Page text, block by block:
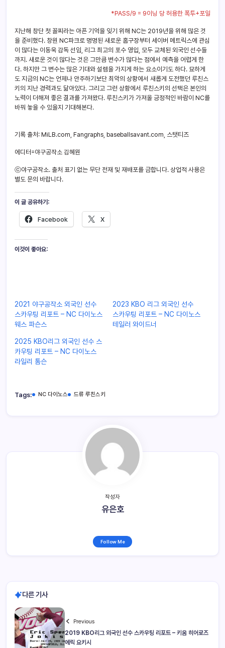
*PASS/9 = 9이닝 당 허용한 폭투+포일
지난해 창단 첫 꼴찌라는 아픈 기억을 잊기 위해 NC는 2019년을 위해 많은 것
을 준비했다. 창원 NC파크로 명명된 새로운 홈구장부터 세이버 메트릭스에 관심
이 많다는 이동욱 감독 선임, 리그 최고의 포수 영입, 모두 교체된 외국인 선수들
까지. 새로운 것이 많다는 것은 그만큼 변수가 많다는 점에서 예측을 어렵게 한
다. 하지만 그 변수는 많은 기대와 설렘을 가지게 하는 요소이기도 하다. 묘하게
도 지금의 NC는 언제나 안주하기보단 최악의 상황에서 새롭게 도전했던 루친스
키의 지난 경력과도 닮아있다. 그리고 그런 상황에서 루친스키의 선택은 본인의
노력이 더해져 좋은 결과를 가져왔다. 루친스키가 가져올 긍정적인 바람이 NC를
바꿔 놓을 수 있을지 기대해본다.
기록 출처: MiLB.com, Fangraphs, baseballsavant.com, 스탯티즈
에디터=야구공작소 김혜원
ⓒ야구공작소. 출처 표기 없는 무단 전재 및 재배포를 금합니다. 상업적 사용은
별도 문의 바랍니다.
이 글 공유하기:
Facebook X
이것이 좋아요:
2021 야구공작소 외국인 선수
스카우팅 리포트 – NC 다이노스
웨스 파슨스
2023 KBO 리그 외국인 선수
스카우팅 리포트 – NC 다이노스
테일러 와이드너
2025 KBO리그 외국인 선수 스
카우팅 리포트 – NC 다이노스
라일리 톰슨
Tags: NC 다이노스 드류 루친스키
작성자
유은호
Follow Me
다른 기사
Previous
2019 KBO리그 외국인 선수 스카우팅 리포트 – 키움 히어로즈
에릭 요키시